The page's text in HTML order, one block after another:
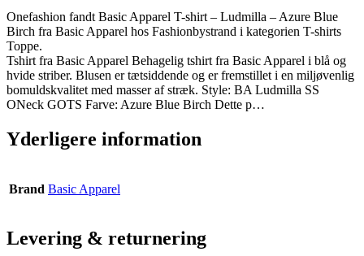
Onefashion fandt Basic Apparel T-shirt – Ludmilla – Azure Blue
Birch fra Basic Apparel hos Fashionbystrand i kategorien T-shirts
Toppe.
Tshirt fra Basic Apparel Behagelig tshirt fra Basic Apparel i blå og
hvide striber. Blusen er tætsiddende og er fremstillet i en miljøvenlig
bomuldskvalitet med masser af stræk. Style: BA Ludmilla SS
ONeck GOTS Farve: Azure Blue Birch Dette p…
Yderligere information
Brand Basic Apparel
Levering & returnering